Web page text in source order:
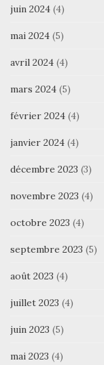
juin 2024 (4)
mai 2024 (5)
avril 2024 (4)
mars 2024 (5)
février 2024 (4)
janvier 2024 (4)
décembre 2023 (3)
novembre 2023 (4)
octobre 2023 (4)
septembre 2023 (5)
août 2023 (4)
juillet 2023 (4)
juin 2023 (5)
mai 2023 (4)